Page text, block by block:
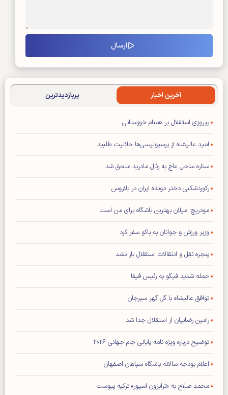
آخرین اخبار پربازدیدترین
پیروزی استقلال بر همنام خوزستانی
امید عالیشاه از پرسپولیسی‌ها حلالیت طلبید
ستاره ساحل عاج به رئال مادرید ملحق شد
رکوردشکنی دختر دونده ایران در بلاروس
مودریچ: میلان بهترین باشگاه برای من است
وزیر ورزش و جوانان به باکو سفر کرد
پنجره نقل و انتقالات استقلال باز نشد
حمله شدید فیگو به رئیس فیفا
توافق عالیشاه با گل گهر سیرجان
رامین رضاییان از استقلال جدا شد
توضیح درباره ویژه نامه پایانی جام جهانی ۲۰۲۶
اعلام بودجه سالانه باشگاه سپاهان اصفهان
محمد صلاح به «ترابزون اسپور» ترکیه پیوست